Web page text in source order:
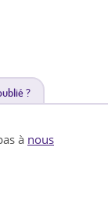
?
à nous